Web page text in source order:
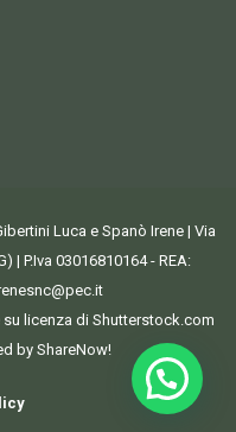
Luca e Spanò Irene | Via
| P.Iva 03016810164 - REA:
licenza di Shutterstock.com
by ShareNow!